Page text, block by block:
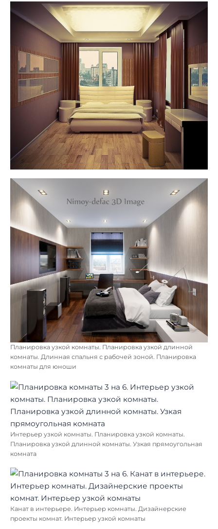
Планировка узкой комнаты. Планировка узкой длинной
комнаты. Длинная спальня с рабочей зоной. Планировка
комнаты для юноши
Интерьер узкой комнаты. Планировка узкой комнаты.
Планировка узкой длинной комнаты. Узкая прямоугольная
комната
Канат в интерьере. Интерьер комнаты. Дизайнерские
проекты комнат. Интерьер узкой комнаты